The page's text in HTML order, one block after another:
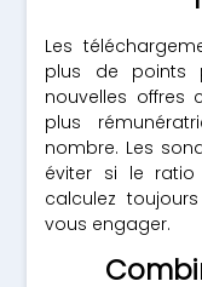
Les
plus de points
nouvelles offres
plus
nombre. Les
éviter si le
calculez
vous engager.